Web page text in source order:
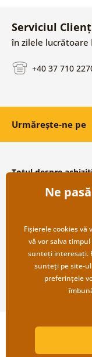
Serviciul
în zilele lucrătoare
+40 37 710
Urmărește-ne pe
Totul despre
Condiții și termeni
Protecția datelor
Transport și
Returnare
Ne
Fișierele cookies vă
vă vor salva
sunteți interesați.
sunteți pe site-
preferințele